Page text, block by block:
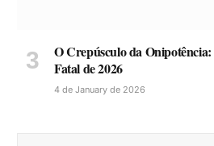
O Crepúsculo da
Fatal de 2026
4 de January de 2026